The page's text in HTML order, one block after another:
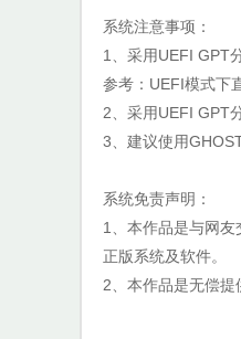
系统注意事项：
1、采用UEFI GPT
参考：UEFI模式下
2、采用UEFI GPT
3、建议使用
系统免责声明：
1、本作品是与网
正版系统及软件。
2、本作品是无偿